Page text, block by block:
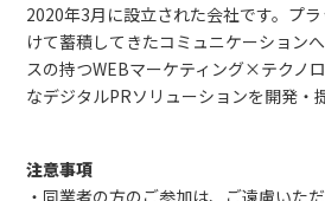
2020年3月に設立された会社です。プ
けて蓄積してきたコミュニケーション
スの持つWEBマーケティング×テクノ
なデジタルPRソリューションを開発・
注意事項
・同業者の方のご参加は、ご遠慮いただ